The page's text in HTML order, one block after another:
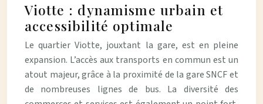
Viotte : dynamisme urbain et
accessibilité optimale
Le quartier Viotte, jouxtant la gare, est en pleine
expansion. L’accès aux transports en commun est un
atout majeur, grâce à la proximité de la gare SNCF et
de nombreuses lignes de bus. La diversité des